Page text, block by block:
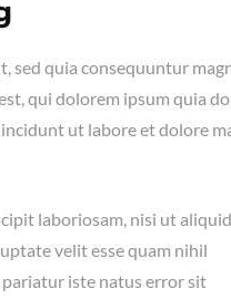
sed quia consequuntur
qui dolorem ipsum quia
ut labore et dolore
laboriosam, nisi ut aliquid
velit esse quam nihil
iste natus error sit